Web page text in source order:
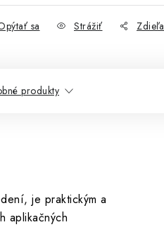
sa Strážiť
produkty
je praktickým a
aplikačných